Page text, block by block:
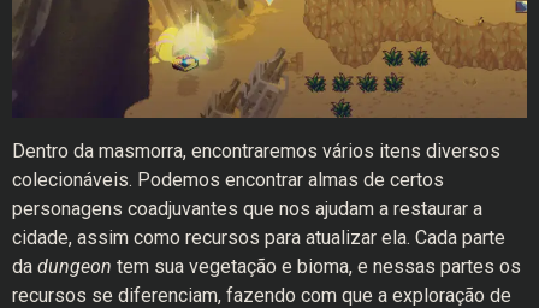
Dentro da masmorra, encontraremos vários itens diversos
colecionáveis. Podemos encontrar almas de certos
personagens coadjuvantes que nos ajudam a restaurar a
cidade, assim como recursos para atualizar ela. Cada parte
da dungeon tem sua vegetação e bioma, e nessas partes os
recursos se diferenciam, fazendo com que a exploração de